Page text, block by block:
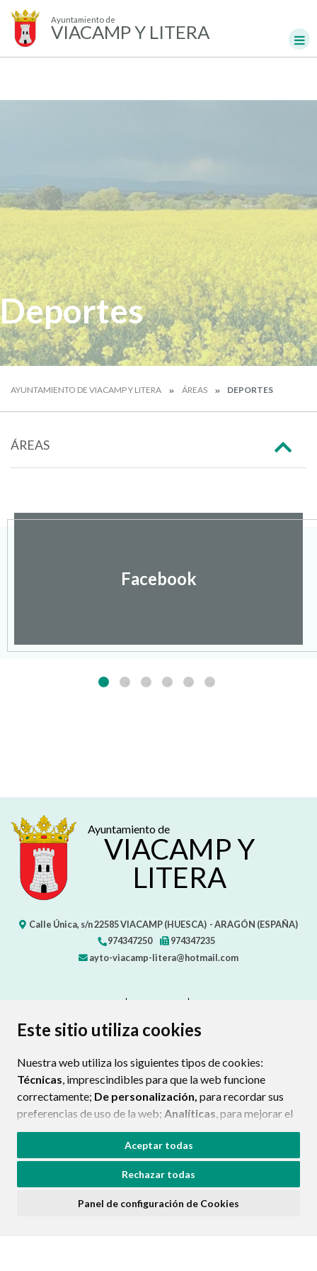
Este sitio utiliza cookies
Nuestra web utiliza los siguientes tipos de cookies:
Técnicas, imprescindibles para que la web funcione
correctamente; De personalización, para recordar sus
preferencias de uso de la web; Analíticas, para mejorar el
funcionamiento de la web y sus servicios.
Si acepta pulsando el botón“Aceptar todas”
consideramos que acepta su uso. Si pulsa el botón
ninguna acción, se guardarán las cookies técnicas
Aceptar todas
Rechazar todas
Panel de configuración de Cookies
Ayuntamiento de
VIACAMP Y LITERA
Deportes
AYUNTAMIENTO DE VIACAMP Y LITERA ÁREAS DEPORTES
ÁREAS
Facebook
Ayuntamiento de
VIACAMP Y
LITERA
Calle Única, s/n22585VIACAMP (HUESCA) - ARAGÓN (ESPAÑA)
974347250
974347235
ayto-viacamp-litera@hotmail.com
PROTECCIÓN DE DATOS
POLÍTICA DE COOKIES